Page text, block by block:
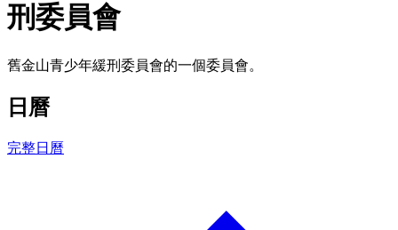
刑委員會
舊金山青少年緩刑委員會的一個委員會。
日曆
完整日曆